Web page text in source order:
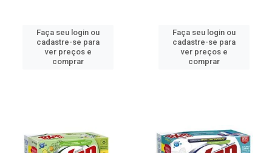
Faça seu login ou
cadastre-se para
ver preços e
comprar
Faça seu login ou
cadastre-se para
ver preços e
comprar